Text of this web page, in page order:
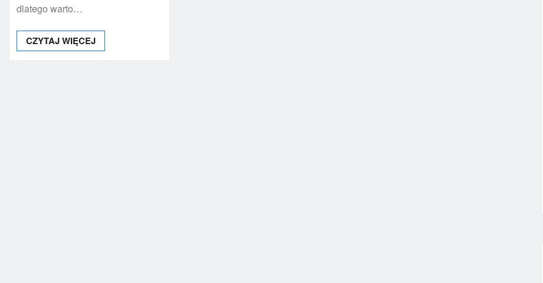
dlatego warto…
CZYTAJ WIĘCEJ